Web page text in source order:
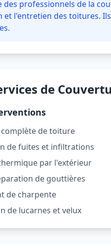
des professionnels de la
et l'entretien des toitures.
de
de toiture
de fuites et infiltrations
par l'extérieur
de gouttières
de charpente
de lucarnes et velux